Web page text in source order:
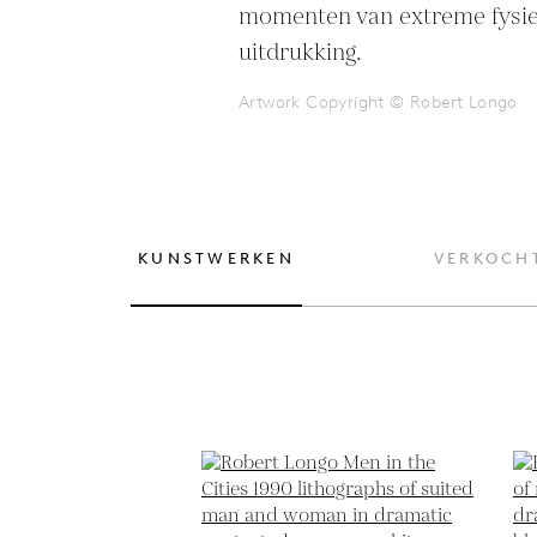
momenten van extreme
uitdrukking.
Artwork Copyright © Robert Longo
KUNSTWERKEN